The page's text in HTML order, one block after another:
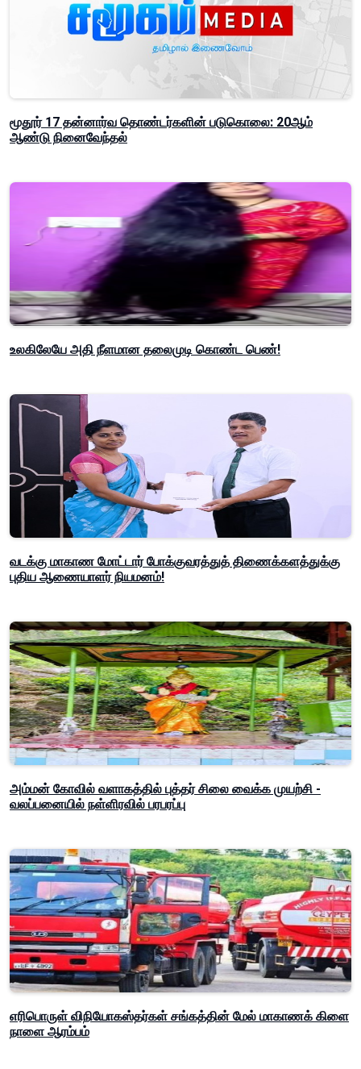
மூதூர் 17 தன்னார்வ தொண்டர்களின் படுகொலை: 20ஆம்
ஆண்டு நினைவேந்தல்
உலகிலேயே அதி நீளமான தலைமுடி கொண்ட பெண்!
வடக்கு மாகாண மோட்டார் போக்குவரத்துத் திணைக்களத்துக்கு
புதிய ஆணையாளர் நியமனம்!
அம்மன் கோவில் வளாகத்தில் புத்தர் சிலை வைக்க முயற்சி -
வலப்பனையில் நள்ளிரவில் பரபரப்பு
எரிபொருள் விநியோகஸ்தர்கள் சங்கத்தின் மேல் மாகாணக் கிளை
நாளை ஆரம்பம்